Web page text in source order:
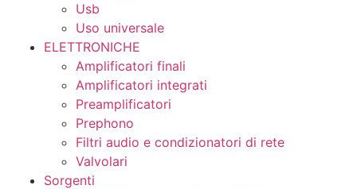
Usb
Uso universale
ELETTRONICHE
Amplificatori finali
Amplificatori integrati
Preamplificatori
Prephono
Filtri audio e condizionatori di rete
Valvolari
Sorgenti